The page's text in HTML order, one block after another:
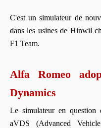
C'est un simulateur de
dans les usines de Hinwil
F1 Team.
Alfa Romeo
Dynamics
Le simulateur en
aVDS (Advanced